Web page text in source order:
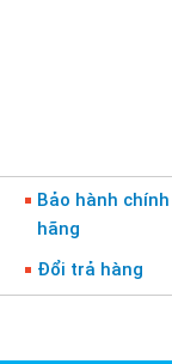
Bảo hành chính
hãng
Đổi trả hàng